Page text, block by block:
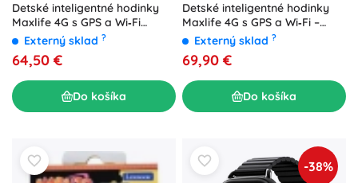
Detské inteligentné hodinky
Maxlife 4G s GPS a Wi‑Fi
modré
Externý sklad ?
64,50 €
Do košíka
Detské inteligentné hodinky
Maxlife 4G s GPS a Wi‑Fi –
ružové
Externý sklad ?
69,90 €
Do košíka
-38%